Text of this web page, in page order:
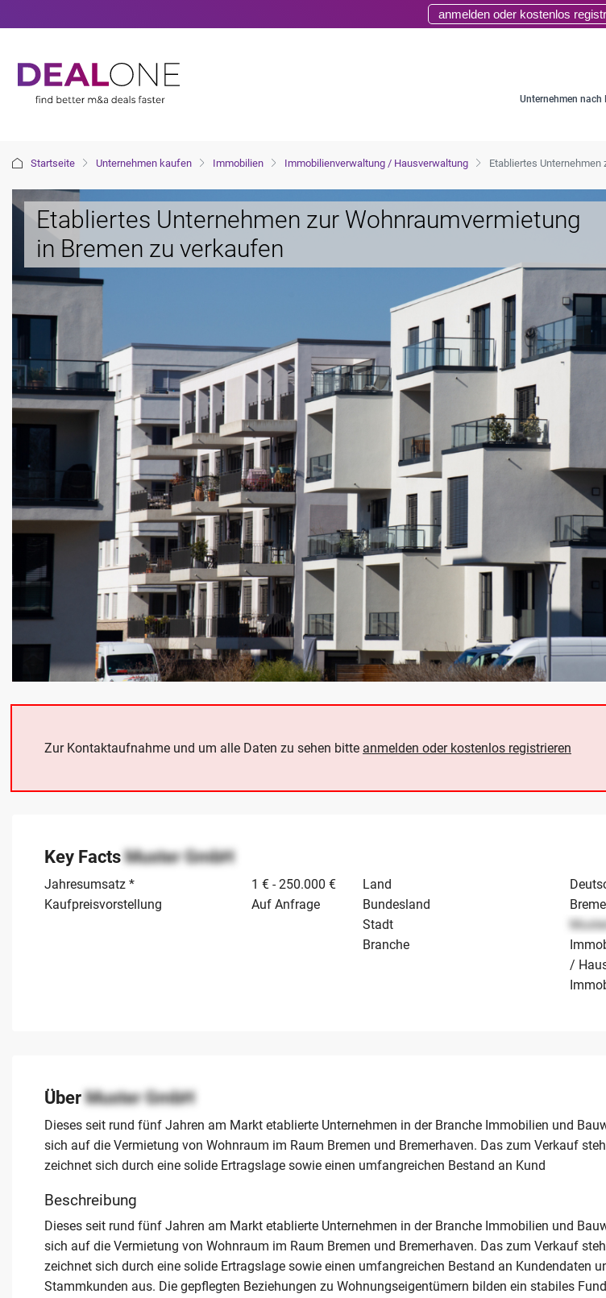
anmelden oder kostenlos
Unternehmen nach
Startseite Unternehmen kaufen Immobilien Immobilienverwaltung / Hausverwaltung Etabliertes
Etabliertes Unternehmen zur Wohnraumvermietung
in Bremen zu verkaufen
Zur Kontaktaufnahme und um alle Daten zu sehen bitte anmelden oder kostenlos registrieren
Key FactsMuster GmbH
Jahresumsatz *
1 € - 250.000 €
Kaufpreisvorstellung
Auf Anfrage
Land
Bundesland
Stadt
Branche
/
ÜberMuster GmbH
Dieses seit rund fünf Jahren am Markt etablierte Unternehmen in der Branche Immobilien und
sich auf die Vermietung von Wohnraum im Raum Bremen und Bremerhaven. Das zum Verkauf
zeichnet sich durch eine solide Ertragslage sowie einen umfangreichen Bestand an Kund
Beschreibung
Dieses seit rund fünf Jahren am Markt etablierte Unternehmen in der Branche Immobilien und
sich auf die Vermietung von Wohnraum im Raum Bremen und Bremerhaven. Das zum Verkauf
zeichnet sich durch eine solide Ertragslage sowie einen umfangreichen Bestand an Kundendaten
Stammkunden aus. Die gepflegten Beziehungen zu Wohnungseigentümern bilden ein stabiles